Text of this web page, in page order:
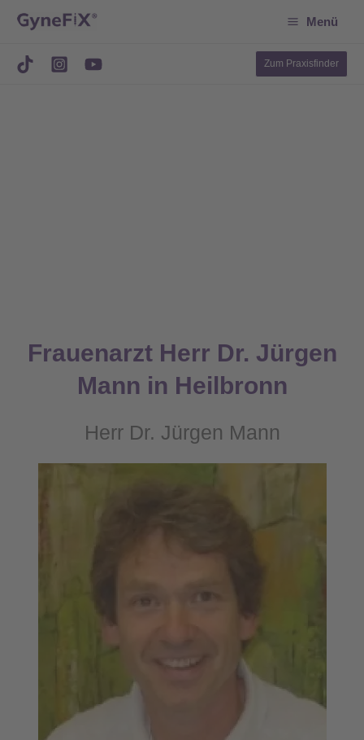
springen
Menü
Zum Praxisfinder
Frauenarzt Herr Dr. Jürgen
Mann in Heilbronn
Herr Dr. Jürgen Mann